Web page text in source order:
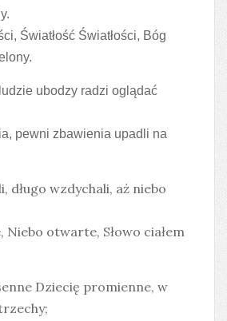
Światłość Światłości, Bóg
ubodzy radzi oglądać
pewni zbawienia upadli na
długo wzdychali, aż niebo
Niebo otwarte, Słowo ciałem
Dziecię promienne, w